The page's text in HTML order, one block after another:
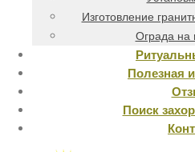
Изготовление
Ограда на
Полезная
Поиск